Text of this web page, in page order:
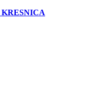
KRESNICA